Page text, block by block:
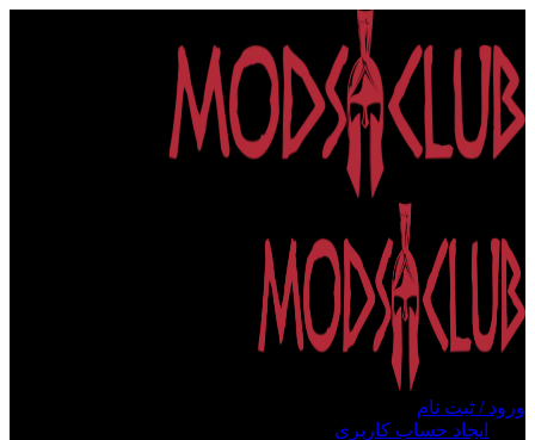
ورود / ثبت نام
ایجاد حساب کاربری